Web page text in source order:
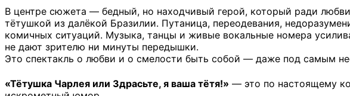
В центре сюжета — бедный, но находчивый герой, который ради
тётушкой из далёкой Бразилии. Путаница, переодевания,
комичных ситуаций. Музыка, танцы и живые вокальные номера
не дают зрителю ни минуты передышки.
Это спектакль о любви и о смелости быть собой — даже под самым
«Тётушка Чарлея или Здрасьте, я ваша тётя!» — это по настоящему